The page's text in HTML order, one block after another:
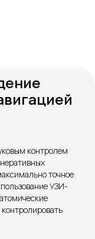
контролем
точное
УЗИ-